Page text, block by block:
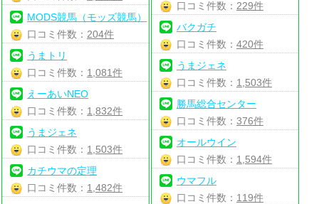
MODS競馬（モッズ競馬）
口コミ件数： 204件
うまトリ
口コミ件数： 1,081件
えーあいNEO
口コミ件数： 1,832件
うまジェネ
口コミ件数： 1,503件
カチウマの定理
口コミ件数： 1,482件
口コミ件数： 229件
バクガチ
口コミ件数： 420件
うまジェネ
口コミ件数： 1,503件
勝馬総合センター
口コミ件数： 376件
オールウイン
口コミ件数： 1,594件
ウマフル
口コミ件数： 119件